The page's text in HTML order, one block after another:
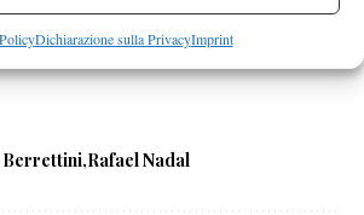
Dichiarazione sulla PrivacyImprint
di 15-30 nel quarto set e non chance
Berrettini Rafael Nadal